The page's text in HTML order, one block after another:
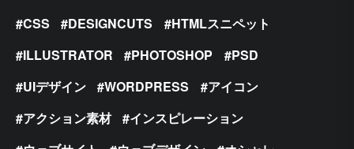
CSS DESIGNCUTS
HTMLスニペット
ILLUSTRATOR
PHOTOSHOP
PSD
UIデザイン
WORDPRESS
アイコン
アクション素材
インスピレーション